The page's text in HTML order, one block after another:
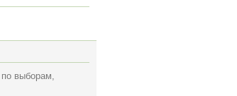
выборам,